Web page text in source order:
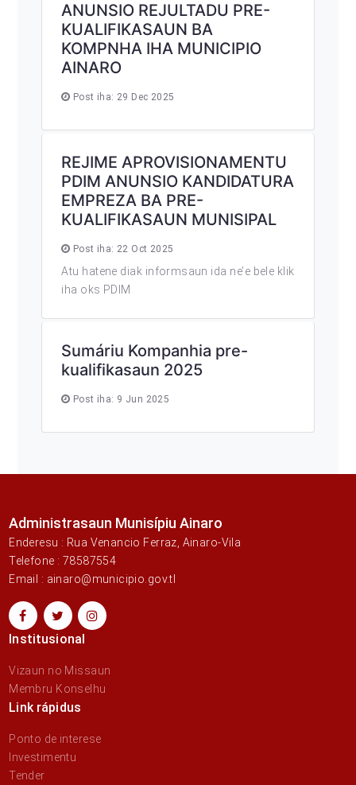
ANUNSIO REJULTADU PRE-
KUALIFIKASAUN BA
KOMPNHA IHA MUNICIPIO
AINARO
Post iha: 29 Dec 2025
REJIME APROVISIONAMENTU
PDIM ANUNSIO KANDIDATURA
EMPREZA BA PRE-
KUALIFIKASAUN MUNISIPAL
Post iha: 22 Oct 2025
Atu hatene diak informsaun ida ne’e bele klik
iha oks PDIM
Sumáriu Kompanhia pre-
kualifikasaun 2025
Post iha: 9 Jun 2025
Administrasaun Munisípiu Ainaro
Enderesu : Rua Venancio Ferraz, Ainaro-Vila
Telefone : 78587554
Email : ainaro@municipio.gov.tl
Institusional
Vizaun no Missaun
Membru Konselhu
Link rápidus
Ponto de interese
Investimentu
Tender